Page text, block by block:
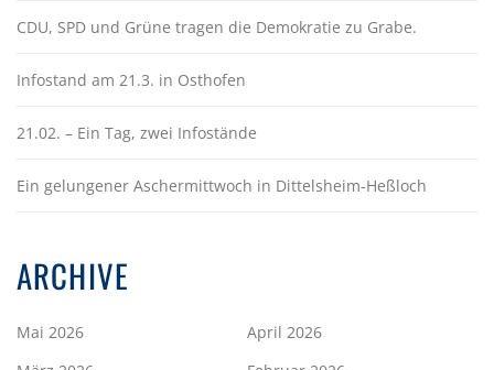
CDU, SPD und Grüne tragen die Demokratie zu Grabe.
Infostand am 21.3. in Osthofen
21.02. – Ein Tag, zwei Infostände
Ein gelungener Aschermittwoch in Dittelsheim-Heßloch
ARCHIVE
Mai 2026
April 2026